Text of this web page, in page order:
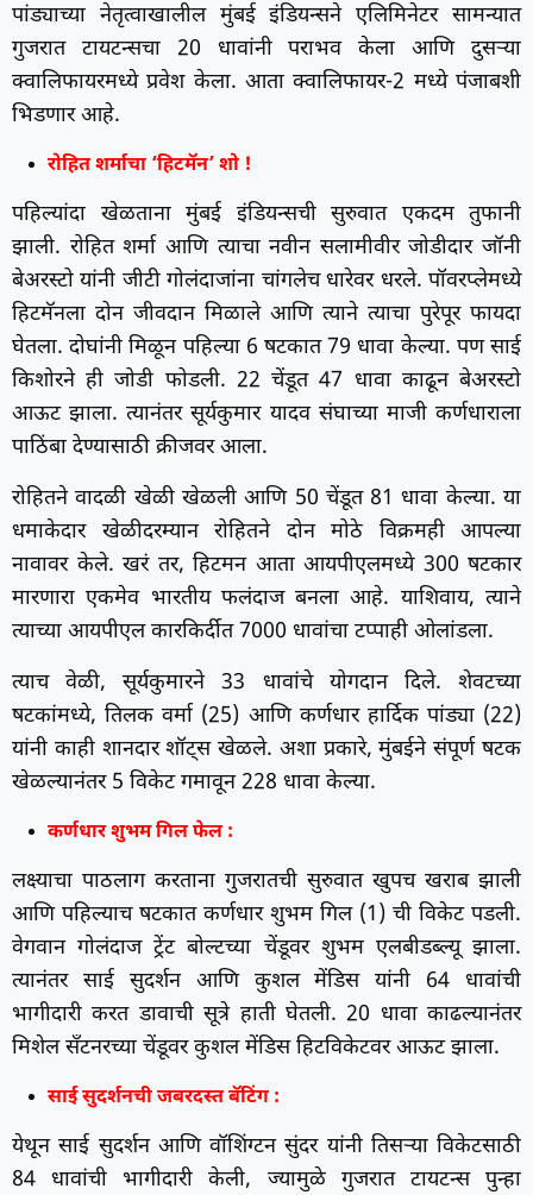
पांड्याच्या नेतृत्वाखालील मुंबई इंडियन्सने एलिमिनेटर सामन्यात
गुजरात टायटन्सचा 20 धावांनी पराभव केला आणि दुसऱ्या
क्वालिफायरमध्ये प्रवेश केला. आता क्वालिफायर-2 मध्ये पंजाबशी
भिडणार आहे.
रोहित शर्माचा ‘हिटमॅन’ शो !
पहिल्यांदा खेळताना मुंबई इंडियन्सची सुरुवात एकदम तुफानी
झाली. रोहित शर्मा आणि त्याचा नवीन सलामीवीर जोडीदार जॉनी
बेअरस्टो यांनी जीटी गोलंदाजांना चांगलेच धारेवर धरले. पॉवरप्लेमध्ये
हिटमॅनला दोन जीवदान मिळाले आणि त्याने त्याचा पुरेपूर फायदा
घेतला. दोघांनी मिळून पहिल्या 6 षटकात 79 धावा केल्या. पण साई
किशोरने ही जोडी फोडली. 22 चेंडूत 47 धावा काढून बेअरस्टो
आऊट झाला. त्यानंतर सूर्यकुमार यादव संघाच्या माजी कर्णधाराला
पाठिंबा देण्यासाठी क्रीजवर आला.
रोहितने वादळी खेळी खेळली आणि 50 चेंडूत 81 धावा केल्या. या
धमाकेदार खेळीदरम्यान रोहितने दोन मोठे विक्रमही आपल्या
नावावर केले. खरं तर, हिटमन आता आयपीएलमध्ये 300 षटकार
मारणारा एकमेव भारतीय फलंदाज बनला आहे. याशिवाय, त्याने
त्याच्या आयपीएल कारकिर्दीत 7000 धावांचा टप्पाही ओलांडला.
त्याच वेळी, सूर्यकुमारने 33 धावांचे योगदान दिले. शेवटच्या
षटकांमध्ये, तिलक वर्मा (25) आणि कर्णधार हार्दिक पांड्या (22)
यांनी काही शानदार शॉट्स खेळले. अशा प्रकारे, मुंबईने संपूर्ण षटक
खेळल्यानंतर 5 विकेट गमावून 228 धावा केल्या.
कर्णधार शुभम गिल फेल :
लक्ष्याचा पाठलाग करताना गुजरातची सुरुवात खुपच खराब झाली
आणि पहिल्याच षटकात कर्णधार शुभम गिल (1) ची विकेट पडली.
वेगवान गोलंदाज ट्रेंट बोल्टच्या चेंडूवर शुभम एलबीडब्ल्यू झाला.
त्यानंतर साई सुदर्शन आणि कुशल मेंडिस यांनी 64 धावांची
भागीदारी करत डावाची सूत्रे हाती घेतली. 20 धावा काढल्यानंतर
मिशेल सँटनरच्या चेंडूवर कुशल मेंडिस हिटविकेटवर आऊट झाला.
साई सुदर्शनची जबरदस्त बॅटिंग :
येथून साई सुदर्शन आणि वॉशिंग्टन सुंदर यांनी तिसऱ्या विकेटसाठी
84 धावांची भागीदारी केली, ज्यामुळे गुजरात टायटन्स पुन्हा